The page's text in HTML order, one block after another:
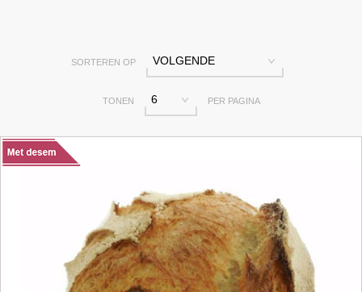
SORTEREN OP VOLGENDE
TONEN 6 PER PAGINA